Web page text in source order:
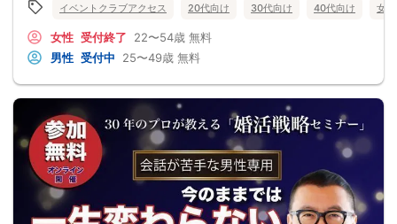
イベントクラブアクセス 20代向け 30代向け 40代向け 女
女性 受付終了 22〜54歳 無料
男性 受付中 25〜49歳 無料